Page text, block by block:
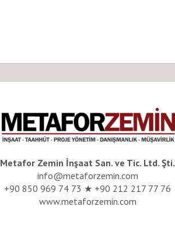
Metafor Zemin İnşaat San. ve Tic. Ltd. Şti.
info@metaforzemin.com
+90 850 969 74 73 ★ +90 212 217 77 76
www.metaforzemin.com